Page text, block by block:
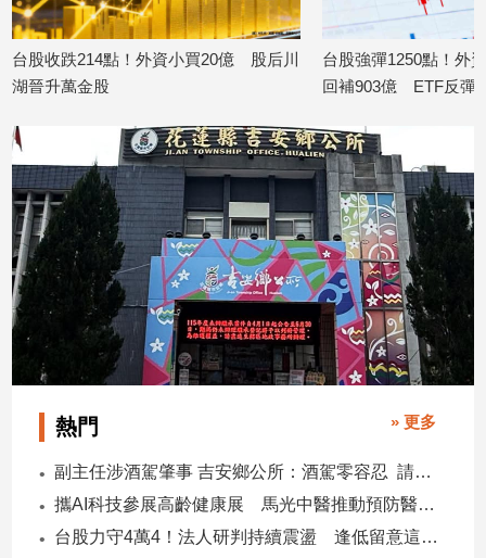
運
寵
影
音
專
區
合
作
媒
體
台股收跌214點！外資小買20億 股后川
湖晉升萬金股
台股強彈1250點！外
回補903億 ETF反彈
熱門 » 更多
副主任涉酒駕肇事 吉安鄉公所：酒駕零容忍 請辭獲准
攜AI科技參展高齡健康展 馬光中醫推動預防醫學迎接長壽新經濟
台股力守4萬4！法人研判持續震盪 逢低留意這些族群